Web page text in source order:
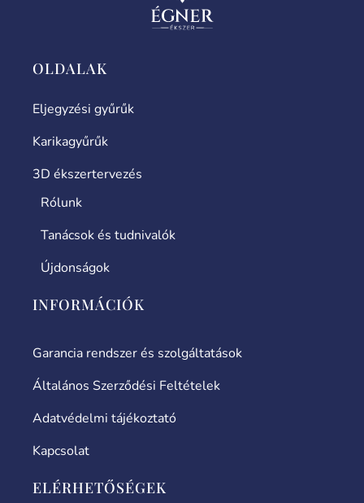
OLDALAK
Eljegyzési gyűrűk
Karikagyűrűk
3D ékszertervezés
Rólunk
Tanácsok és tudnivalók
Újdonságok
INFORMÁCIÓK
Garancia rendszer és szolgáltatások
Általános Szerződési Feltételek
Adatvédelmi tájékoztató
Kapcsolat
ELÉRHETŐSÉGEK